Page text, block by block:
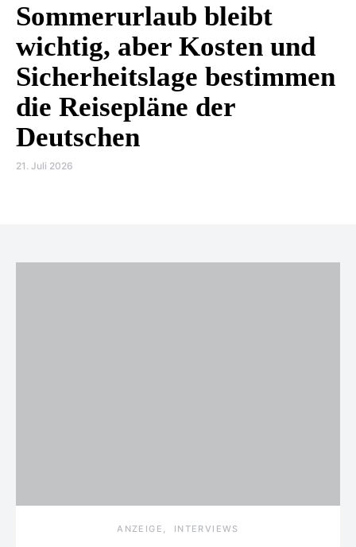
Sommerurlaub bleibt
wichtig, aber Kosten und
Sicherheitslage bestimmen
die Reisepläne der
Deutschen
21. Juli 2026
ANZEIGE INTERVIEWS